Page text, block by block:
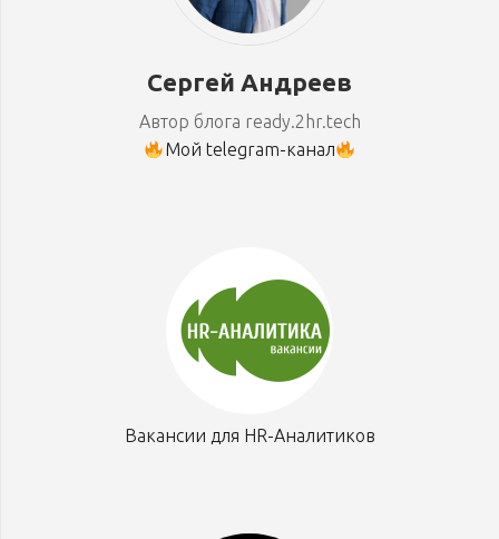
Сергей Андреев
Автор блога ready.2hr.tech
Мой telegram-канал
Вакансии для HR-Аналитиков